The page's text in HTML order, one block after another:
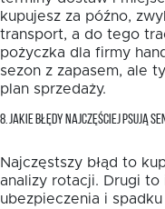
kupujesz za późno,
transport, a do tego
pożyczka dla firmy
sezon z zapasem, ale
plan sprzedaży.
8. JAKIE BŁĘDY NAJCZĘŚCIEJ PSUJĄ
Najczęstszy błąd to
analizy rotacji. Drugi to
ubezpieczenia i